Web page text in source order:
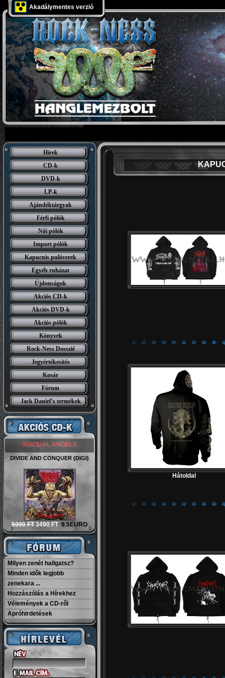
Akadálymentes verzió
Hírek
CD-k
DVD-k
LP-k
Ajándéktárgyak
Férfi pólók
Női pólók
Import pólók
Kapucnis pulóverek
Egyéb ruházat
Újdonságok
Akciós CD-k
Akciós DVD-k
Akciós pólók
Könyvek
Rock-Ness Dosszié
Jegyértékesítés
Kosár
Fórum
Jack Daniel’s termékek
ACCEPT
TOO MAN TO DIE
4990 FT 3890 FT 10.5EURO
Milyen zenét hallgatsz?
Minden idők legjobb
zenekara ...
Hozzászólás a Hírekhez
Vélemények a CD-ről
Apróhirdetések
Hátoldal